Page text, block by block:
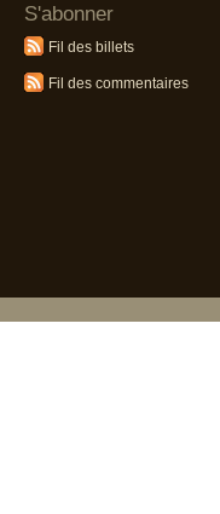
S'abonner
Fil des billets
Fil des commentaires